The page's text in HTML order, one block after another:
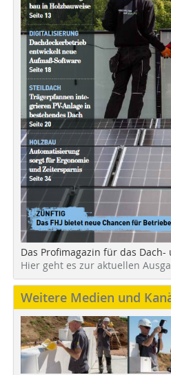
Das Profimagazin für das
Hier geht es zur aktuellen
Weitere Medien und